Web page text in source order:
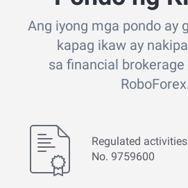
Ang iyong mga pondo ay
kapag ikaw ay
sa financial
Regulated
No. 9759600